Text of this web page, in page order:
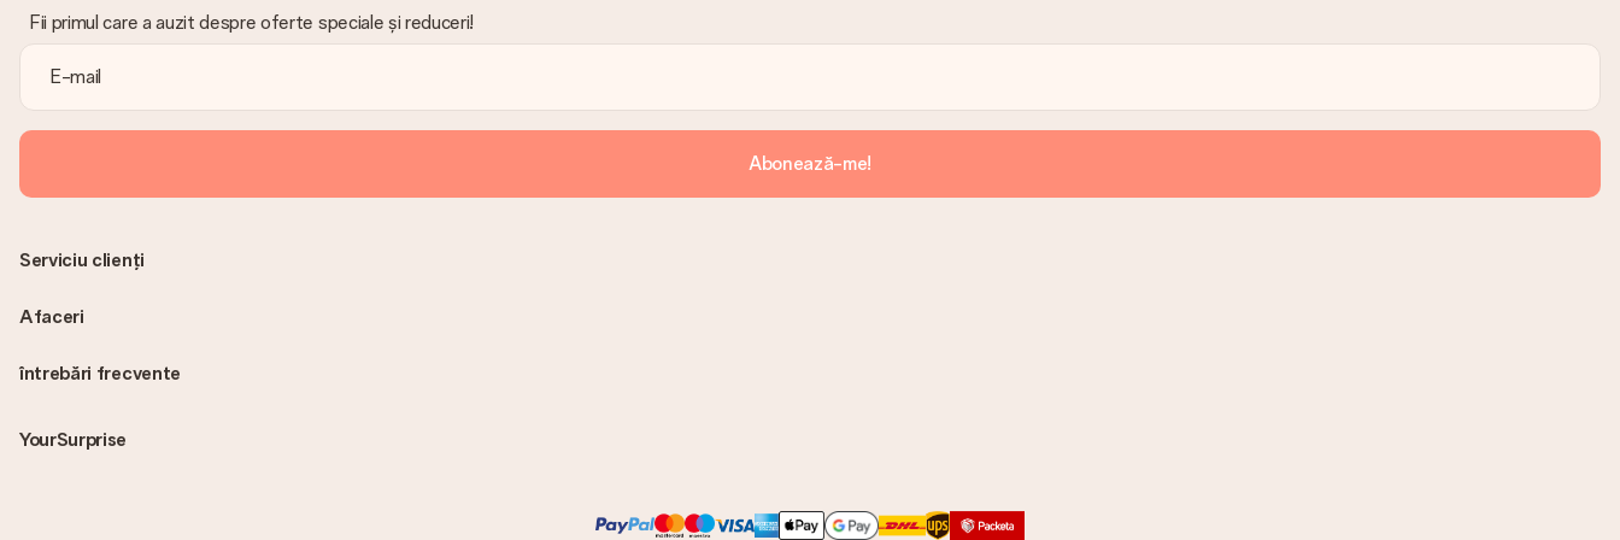
Fii primul care a auzit despre oferte speciale și reduceri!
Abonează-me!
întrebări frecvente
YourSurprise
Serviciu clienți
Afaceri